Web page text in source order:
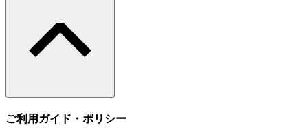
ご利用ガイド・ポリシー